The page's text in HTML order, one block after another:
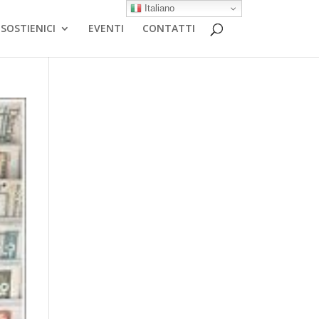
SOSTIENICI EVENTI CONTATTI
Italiano